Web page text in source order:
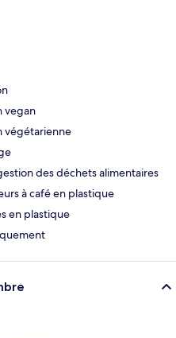
vegan
végétarienne
des déchets alimentaires
à café en plastique
en plastique